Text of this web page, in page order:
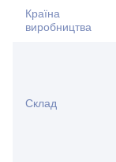
Країна
виробництва
Склад